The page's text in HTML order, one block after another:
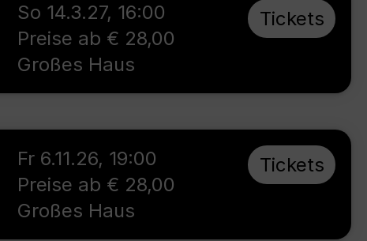
So 14.3.27, 16:00
Preise ab € 28,00
Großes Haus
Tickets
Fr 6.11.26, 19:00
Preise ab € 28,00
Großes Haus
Tickets